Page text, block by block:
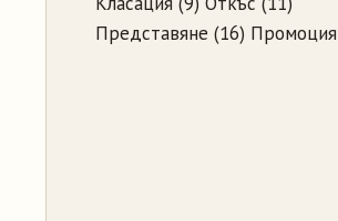
Представяне (16) Промоция